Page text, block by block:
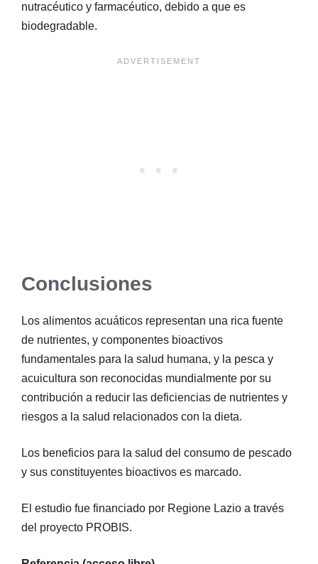
nutracéutico y farmacéutico, debido a que es
biodegradable.
Conclusiones
Los alimentos acuáticos representan una rica fuente
de nutrientes, y componentes bioactivos
fundamentales para la salud humana, y la pesca y
acuicultura son reconocidas mundialmente por su
contribución a reducir las deficiencias de nutrientes y
riesgos a la salud relacionados con la dieta.
Los beneficios para la salud del consumo de pescado
y sus constituyentes bioactivos es marcado.
El estudio fue financiado por Regione Lazio a través
del proyecto PROBIS.